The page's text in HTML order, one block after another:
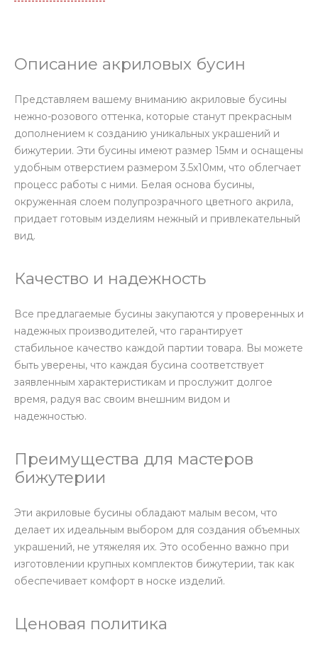
Описание акриловых бусин
Представляем вашему вниманию акриловые бусины
нежно-розового оттенка, которые станут прекрасным
дополнением к созданию уникальных украшений и
бижутерии. Эти бусины имеют размер 15мм и оснащены
удобным отверстием размером 3.5х10мм, что облегчает
процесс работы с ними. Белая основа бусины,
окруженная слоем полупрозрачного цветного акрила,
придает готовым изделиям нежный и привлекательный
вид.
Качество и надежность
Все предлагаемые бусины закупаются у проверенных и
надежных производителей, что гарантирует
стабильное качество каждой партии товара. Вы можете
быть уверены, что каждая бусина соответствует
заявленным характеристикам и прослужит долгое
время, радуя вас своим внешним видом и
надежностью.
Преимущества для мастеров
бижутерии
Эти акриловые бусины обладают малым весом, что
делает их идеальным выбором для создания объемных
украшений, не утяжеляя их. Это особенно важно при
изготовлении крупных комплектов бижутерии, так как
обеспечивает комфорт в носке изделий.
Ценовая политика